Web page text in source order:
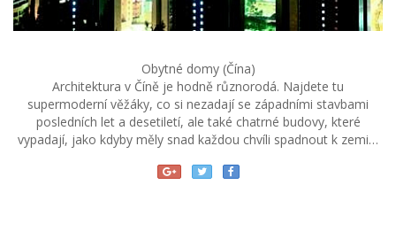
Obytné domy (Čína)
Architektura v Číně je hodně různorodá. Najdete tu
supermoderní věžáky, co si nezadají se západními stavbami
posledních let a desetiletí, ale také chatrné budovy, které
vypadají, jako kdyby měly snad každou chvíli spadnout k zemi…